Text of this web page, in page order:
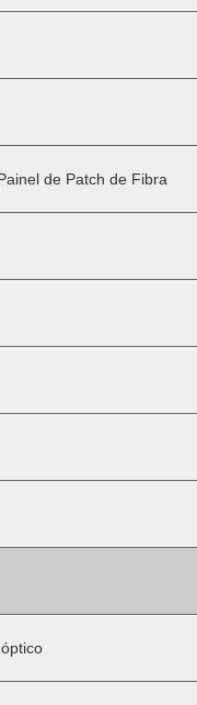
de Patch de Fibra